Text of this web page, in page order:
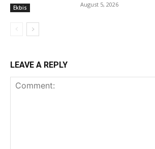
Ekbis August 5, 2026
LEAVE A REPLY